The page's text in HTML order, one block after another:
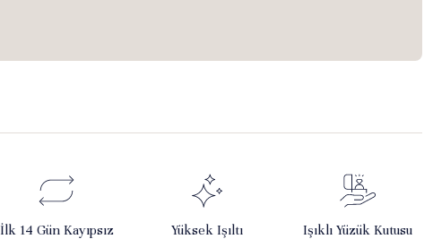
İlk 14 Gün Kayıpsız
Yüksek Işıltı Işıklı Yüzük Kutusu